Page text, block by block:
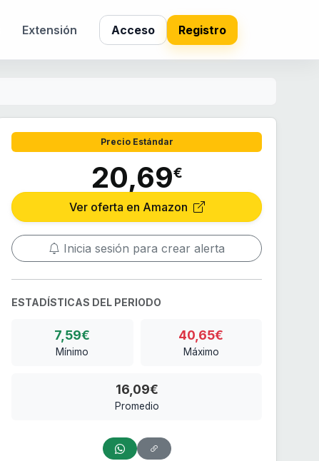
Extensión Acceso Registro
Precio Estándar
20,69€
Ver oferta en Amazon
Inicia sesión para crear alerta
ESTADÍSTICAS DEL PERIODO
7,59€
Mínimo
40,65€
Máximo
16,09€
Promedio